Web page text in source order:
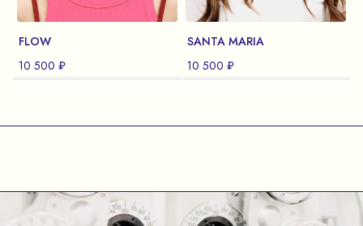
FLOW
10 500 ₽
SANTA MARIA
10 500 ₽